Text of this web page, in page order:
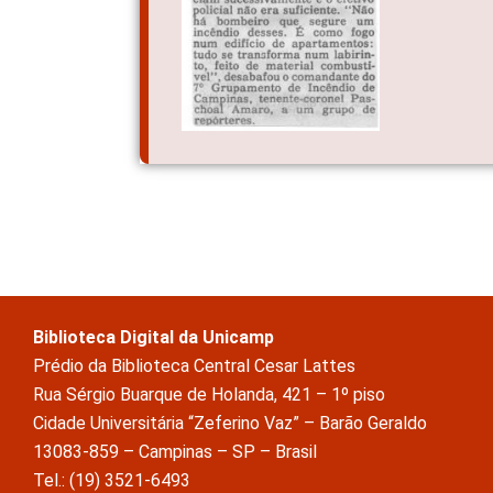
Biblioteca Digital da Unicamp
Prédio da Biblioteca Central Cesar Lattes
Rua Sérgio Buarque de Holanda, 421 – 1º piso
Cidade Universitária “Zeferino Vaz” – Barão Geraldo
13083-859 – Campinas – SP – Brasil
Tel.: (19) 3521-6493